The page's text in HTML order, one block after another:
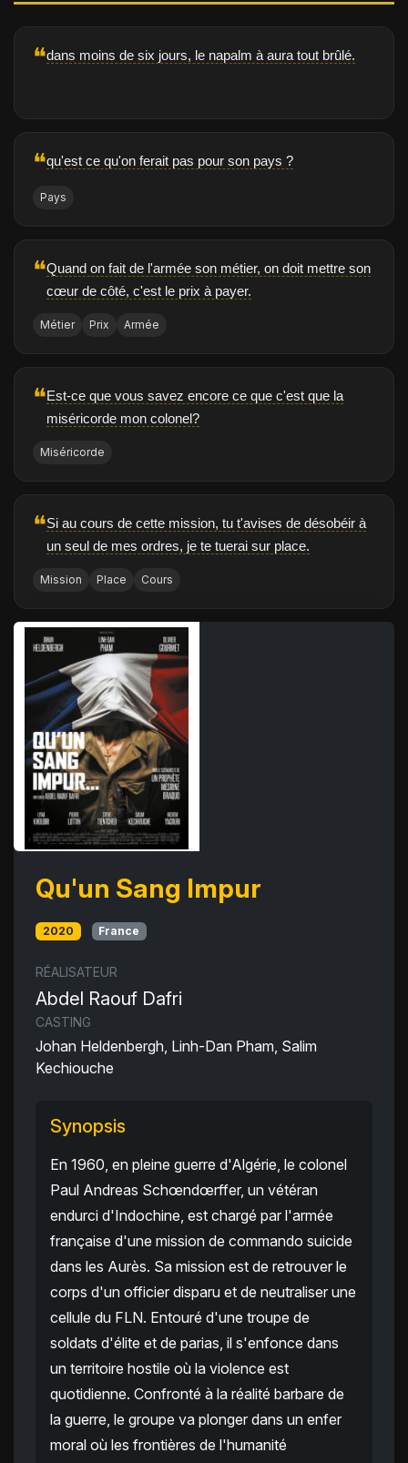
❝dans moins de six jours, le napalm à aura tout brûlé.
❝qu'est ce qu'on ferait pas pour son pays ?
Pays
❝Quand on fait de l'armée son métier, on doit mettre son
cœur de côté, c'est le prix à payer.
Métier Prix Armée
❝Est-ce que vous savez encore ce que c'est que la
miséricorde mon colonel?
Miséricorde
❝Si au cours de cette mission, tu t'avises de désobéir à
un seul de mes ordres, je te tuerai sur place.
Mission Place Cours
Qu'un Sang Impur
2020 France
RÉALISATEUR
Abdel Raouf Dafri
CASTING
Johan Heldenbergh, Linh-Dan Pham, Salim
Kechiouche
Synopsis
En 1960, en pleine guerre d'Algérie, le colonel
Paul Andreas Schœndœrffer, un vétéran
endurci d'Indochine, est chargé par l'armée
française d'une mission de commando suicide
dans les Aurès. Sa mission est de retrouver le
corps d'un officier disparu et de neutraliser une
cellule du FLN. Entouré d'une troupe de
soldats d'élite et de parias, il s'enfonce dans
un territoire hostile où la violence est
quotidienne. Confronté à la réalité barbare de
la guerre, le groupe va plonger dans un enfer
moral où les frontières de l'humanité